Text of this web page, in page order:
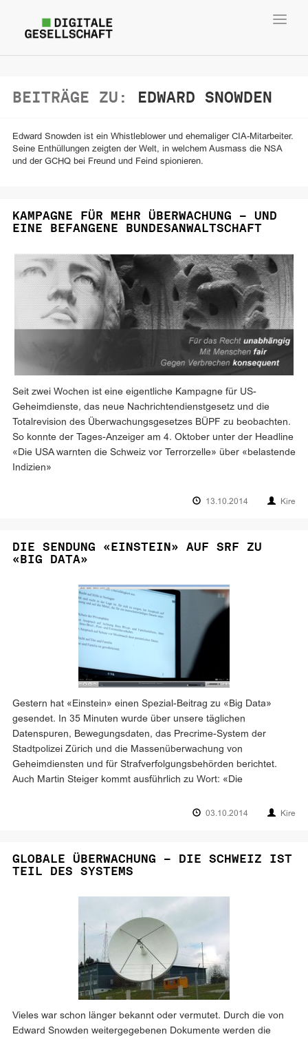
BEITRÄGE ZU: EDWARD SNOWDEN
Edward Snowden ist ein Whistleblower und ehemaliger CIA-Mitarbeiter.
Seine Enthüllungen zeigten der Welt, in welchem Ausmass die NSA
und der GCHQ bei Freund und Feind spionieren.
KAMPAGNE FÜR MEHR ÜBERWACHUNG – UND
EINE BEFANGENE BUNDESANWALTSCHAFT
Seit zwei Wochen ist eine eigentliche Kampagne für US-
Geheimdienste, das neue Nachrichtendienstgesetz und die
Totalrevision des Überwachungsgesetzes BÜPF zu beobachten.
So konnte der Tages-Anzeiger am 4. Oktober unter der Headline
«Die USA warnten die Schweiz vor Terrorzelle» über «belastende
Indizien»
13.10.2014 Kire
DIE SENDUNG «EINSTEIN» AUF SRF ZU
«BIG DATA»
Gestern hat «Einstein» einen Spezial-Beitrag zu «Big Data»
gesendet. In 35 Minuten wurde über unsere täglichen
Datenspuren, Bewegungsdaten, das Precrime-System der
Stadtpolizei Zürich und die Massenüberwachung von
Geheimdiensten und für Strafverfolgungsbehörden berichtet.
Auch Martin Steiger kommt ausführlich zu Wort: «Die
03.10.2014 Kire
GLOBALE ÜBERWACHUNG – DIE SCHWEIZ IST
TEIL DES SYSTEMS
Vieles war schon länger bekannt oder vermutet. Durch die von
Edward Snowden weitergegebenen Dokumente werden die